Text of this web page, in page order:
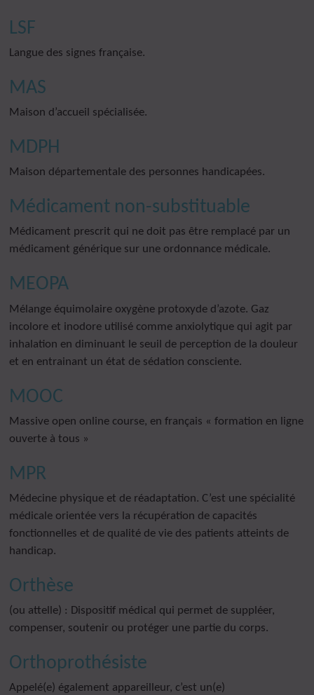
LSF
Langue des signes française.
MAS
Maison d’accueil spécialisée.
MDPH
Maison départementale des personnes handicapées.
Médicament non-substituable
Médicament prescrit qui ne doit pas être remplacé par un
médicament générique sur une ordonnance médicale.
MEOPA
Mélange équimolaire oxygène protoxyde d’azote. Gaz
incolore et inodore utilisé comme anxiolytique qui agit par
inhalation en diminuant le seuil de perception de la douleur
et en entrainant un état de sédation consciente.
MOOC
Massive open online course, en français « formation en ligne
ouverte à tous »
MPR
Médecine physique et de réadaptation. C’est une spécialité
médicale orientée vers la récupération de capacités
fonctionnelles et de qualité de vie des patients atteints de
handicap.
Orthèse
(ou attelle) : Dispositif médical qui permet de suppléer,
compenser, soutenir ou protéger une partie du corps.
Orthoprothésiste
Appelé(e) également appareilleur, c’est un(e)